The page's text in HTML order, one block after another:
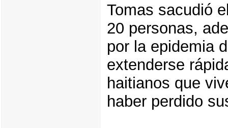
Tomas sacudió
20 personas,
por la epidemia
extenderse
haitianos que
haber perdido